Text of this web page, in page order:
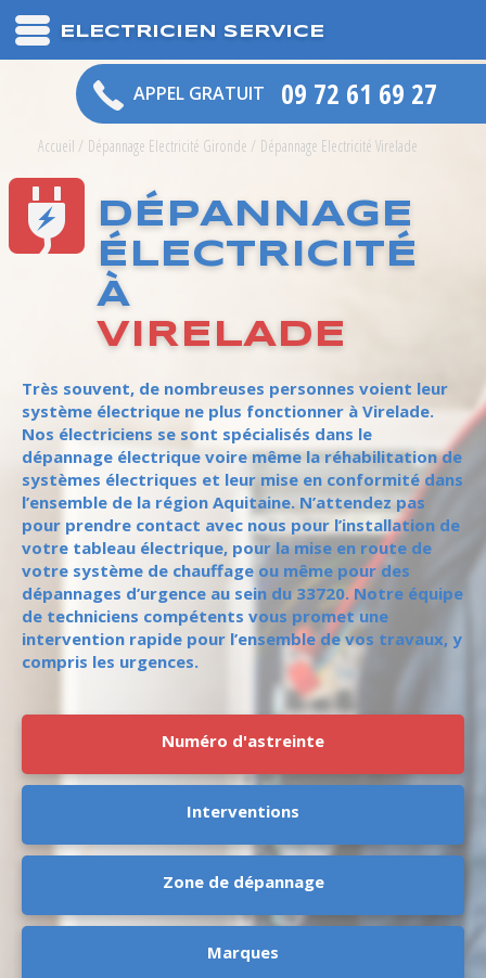
ELECTRICIEN SERVICE
APPEL GRATUIT 09 72 61 69 27
Accueil / Dépannage Electricité Gironde / Dépannage Electricité Virelade
DÉPANNAGE
ÉLECTRICITÉ
À
VIRELADE
Très souvent, de nombreuses personnes voient leur
système électrique ne plus fonctionner à Virelade.
Nos électriciens se sont spécialisés dans le
dépannage électrique voire même la réhabilitation de
systèmes électriques et leur mise en conformité dans
l’ensemble de la région Aquitaine. N’attendez pas
pour prendre contact avec nous pour l’installation de
votre tableau électrique, pour la mise en route de
votre système de chauffage ou même pour des
dépannages d’urgence au sein du 33720. Notre équipe
de techniciens compétents vous promet une
intervention rapide pour l’ensemble de vos travaux, y
compris les urgences.
Numéro d'astreinte
Interventions
Zone de dépannage
Marques